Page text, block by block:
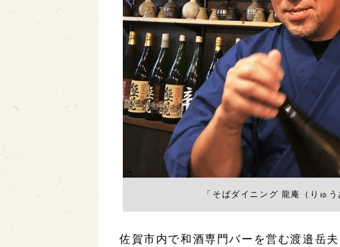
「そばダイニング 龍庵（りゅ
佐賀市内で和酒専門バーを営む渡邉岳